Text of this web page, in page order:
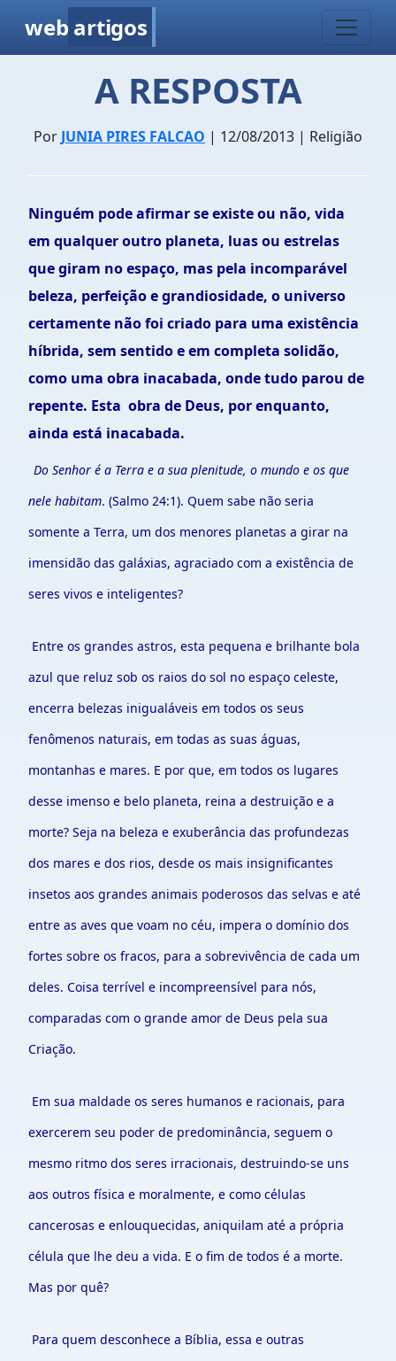
web artigos
A RESPOSTA
Por JUNIA PIRES FALCAO | 12/08/2013 | Religião
Ninguém pode afirmar se existe ou não, vida
em qualquer outro planeta, luas ou estrelas
que giram no espaço, mas pela incomparável
beleza, perfeição e grandiosidade, o universo
certamente não foi criado para uma existência
híbrida, sem sentido e em completa solidão,
como uma obra inacabada, onde tudo parou de
repente. Esta obra de Deus, por enquanto,
ainda está inacabada.
Do Senhor é a Terra e a sua plenitude, o mundo e os que
nele habitam. (Salmo 24:1). Quem sabe não seria
somente a Terra, um dos menores planetas a girar na
imensidão das galáxias, agraciado com a existência de
seres vivos e inteligentes?
Entre os grandes astros, esta pequena e brilhante bola
azul que reluz sob os raios do sol no espaço celeste,
encerra belezas inigualáveis em todos os seus
fenômenos naturais, em todas as suas águas,
montanhas e mares. E por que, em todos os lugares
desse imenso e belo planeta, reina a destruição e a
morte? Seja na beleza e exuberância das profundezas
dos mares e dos rios, desde os mais insignificantes
insetos aos grandes animais poderosos das selvas e até
entre as aves que voam no céu, impera o domínio dos
fortes sobre os fracos, para a sobrevivência de cada um
deles. Coisa terrível e incompreensível para nós,
comparadas com o grande amor de Deus pela sua
Criação.
Em sua maldade os seres humanos e racionais, para
exercerem seu poder de predominância, seguem o
mesmo ritmo dos seres irracionais, destruindo-se uns
aos outros física e moralmente, e como células
cancerosas e enlouquecidas, aniquilam até a própria
célula que lhe deu a vida. E o fim de todos é a morte.
Mas por quê?
Para quem desconhece a Bíblia, essa e outras